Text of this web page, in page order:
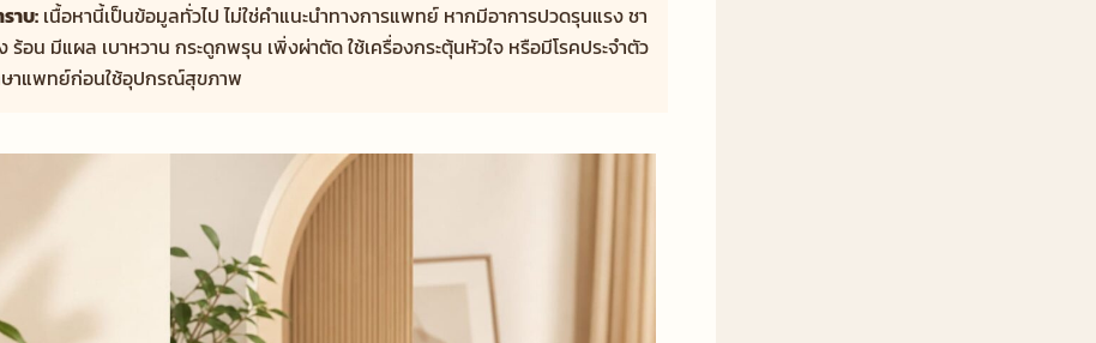
าบ: เนื้อหานี้เป็นข้อมูลทั่วไป ไม่ใช่คำแนะนำทางการแพทย์ หากมีอาการปวดรุนแรง ชา
ร้อน มีแผล เบาหวาน กระดูกพรุน เพิ่งผ่าตัด ใช้เครื่องกระตุ้นหัวใจ หรือมีโรคประจำตัว
าแพทย์ก่อนใช้อุปกรณ์สุขภาพ